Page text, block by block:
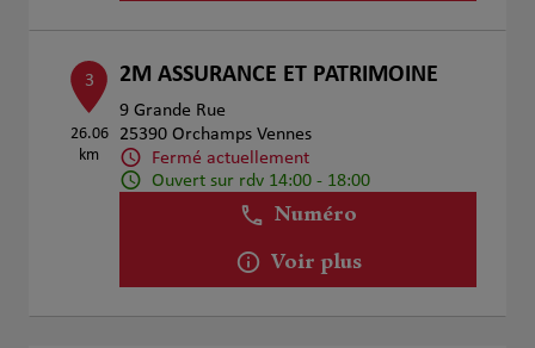
3
26.06
km
2M ASSURANCE ET PATRIMOINE
9 Grande Rue
25390 Orchamps Vennes
Fermé actuellement
Ouvert sur rdv 14:00 - 18:00
Numéro
Voir plus